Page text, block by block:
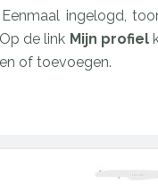
ingelogd,
de link Mijn profiel
of toevoegen.